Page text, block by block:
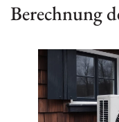
Berechnung